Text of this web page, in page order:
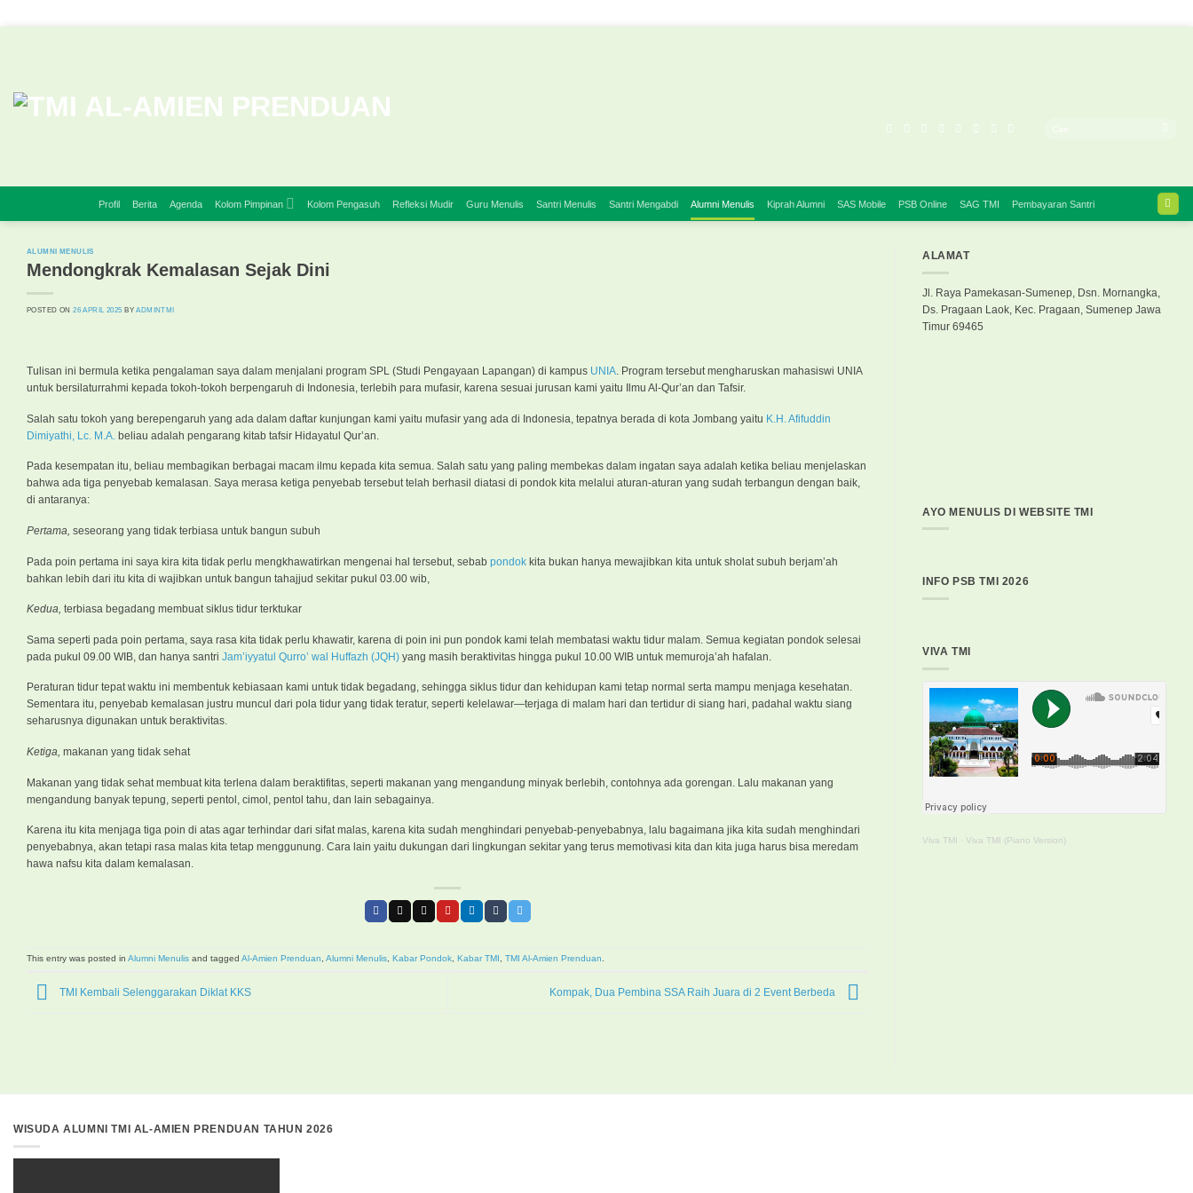
Profil Berita Agenda Kolom Pimpinan Kolom Pengasuh Refleksi Mudir Guru Menulis Santri Menulis Santri Mengabdi Alumni Menulis Kiprah Alumni SAS Mobile PSB Online SAG TMI Pembayaran Santri
ALUMNI MENULIS
Mendongkrak Kemalasan Sejak Dini
POSTED ON26 APRIL 2025 BYADMINTMI
Tulisan ini bermula ketika pengalaman saya dalam menjalani program SPL (Studi Pengayaan Lapangan) di kampus UNIA. Program tersebut mengharuskan mahasiswi UNIA
untuk bersilaturrahmi kepada tokoh-tokoh berpengaruh di Indonesia, terlebih para mufasir, karena sesuai jurusan kami yaitu Ilmu Al-Qur’an dan Tafsir.
Salah satu tokoh yang berepengaruh yang ada dalam daftar kunjungan kami yaitu mufasir yang ada di Indonesia, tepatnya berada di kota Jombang yaitu K.H. Afifuddin
Dimiyathi, Lc. M.A. beliau adalah pengarang kitab tafsir Hidayatul Qur’an.
Pada kesempatan itu, beliau membagikan berbagai macam ilmu kepada kita semua. Salah satu yang paling membekas dalam ingatan saya adalah ketika beliau menjelaskan
bahwa ada tiga penyebab kemalasan. Saya merasa ketiga penyebab tersebut telah berhasil diatasi di pondok kita melalui aturan-aturan yang sudah terbangun dengan baik,
di antaranya:
Pertama, seseorang yang tidak terbiasa untuk bangun subuh
Pada poin pertama ini saya kira kita tidak perlu mengkhawatirkan mengenai hal tersebut, sebab pondok kita bukan hanya mewajibkan kita untuk sholat subuh berjam’ah
bahkan lebih dari itu kita di wajibkan untuk bangun tahajjud sekitar pukul 03.00 wib,
Kedua, terbiasa begadang membuat siklus tidur terktukar
Sama seperti pada poin pertama, saya rasa kita tidak perlu khawatir, karena di poin ini pun pondok kami telah membatasi waktu tidur malam. Semua kegiatan pondok selesai
pada pukul 09.00 WIB, dan hanya santri Jam’iyyatul Qurro’ wal Huffazh (JQH) yang masih beraktivitas hingga pukul 10.00 WIB untuk memuroja’ah hafalan.
Peraturan tidur tepat waktu ini membentuk kebiasaan kami untuk tidak begadang, sehingga siklus tidur dan kehidupan kami tetap normal serta mampu menjaga kesehatan.
Sementara itu, penyebab kemalasan justru muncul dari pola tidur yang tidak teratur, seperti kelelawar—terjaga di malam hari dan tertidur di siang hari, padahal waktu siang
seharusnya digunakan untuk beraktivitas.
Ketiga, makanan yang tidak sehat
Makanan yang tidak sehat membuat kita terlena dalam beraktifitas, seperti makanan yang mengandung minyak berlebih, contohnya ada gorengan. Lalu makanan yang
mengandung banyak tepung, seperti pentol, cimol, pentol tahu, dan lain sebagainya.
Karena itu kita menjaga tiga poin di atas agar terhindar dari sifat malas, karena kita sudah menghindari penyebab-penyebabnya, lalu bagaimana jika kita sudah menghindari
penyebabnya, akan tetapi rasa malas kita tetap menggunung. Cara lain yaitu dukungan dari lingkungan sekitar yang terus memotivasi kita dan kita juga harus bisa meredam
hawa nafsu kita dalam kemalasan.
This entry was posted in Alumni Menulis and tagged Al-Amien Prenduan, Alumni Menulis, Kabar Pondok, Kabar TMI , TMI Al-Amien Prenduan.
TMI Kembali Selenggarakan Diklat KKS Kompak, Dua Pembina SSA Raih Juara di 2 Event Berbeda
ALAMAT
Jl. Raya Pamekasan-Sumenep, Dsn. Mornangka,
Ds. Pragaan Laok, Kec. Pragaan, Sumenep Jawa
Timur 69465
AYO MENULIS DI WEBSITE TMI
INFO PSB TMI 2026
VIVA TMI
Viva TMI · Viva TMI (Piano Version)
WISUDA ALUMNI TMI AL-AMIEN PRENDUAN TAHUN 2026